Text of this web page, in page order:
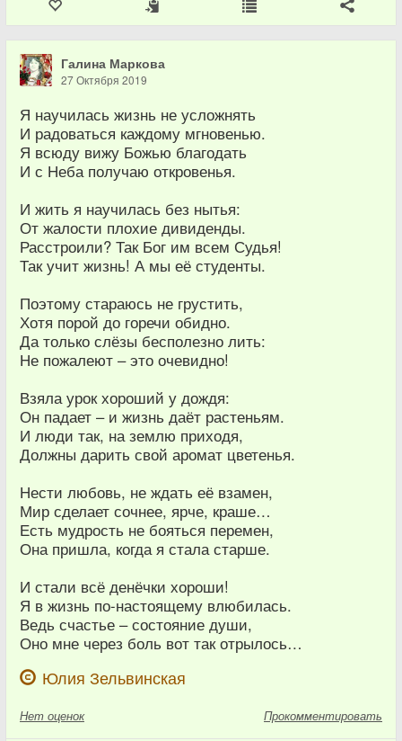
Галина Маркова
27 Октября 2019
Я научилась жизнь не усложнять
И радоваться каждому мгновенью.
Я всюду вижу Божью благодать
И с Неба получаю откровенья.
И жить я научилась без нытья:
От жалости плохие дивиденды.
Расстроили? Так Бог им всем Судья!
Так учит жизнь! А мы её студенты.
Поэтому стараюсь не грустить,
Хотя порой до горечи обидно.
Да только слёзы бесполезно лить:
Не пожалеют – это очевидно!
Взяла урок хороший у дождя:
Он падает – и жизнь даёт растеньям.
И люди так, на землю приходя,
Должны дарить свой аромат цветенья.
Нести любовь, не ждать её взамен,
Мир сделает сочнее, ярче, краше…
Есть мудрость не бояться перемен,
Она пришла, когда я стала старше.
И стали всё денёчки хороши!
Я в жизнь по-настоящему влюбилась.
Ведь счастье – состояние души,
Оно мне через боль вот так отрылось…
Юлия Зельвинская
Нет оценок Прокомментировать